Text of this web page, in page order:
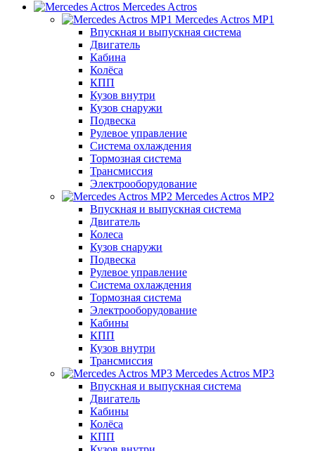
Mercedes Actros
Mercedes Actros MP1
Впускная и выпускная система
Двигатель
Кабина
Колёса
КПП
Кузов внутри
Кузов снаружи
Подвеска
Рулевое управление
Система охлаждения
Тормозная система
Трансмиссия
Электрооборудование
Mercedes Actros MP2
Впускная и выпускная система
Двигатель
Колеса
Кузов снаружи
Подвеска
Рулевое управление
Система охлаждения
Тормозная система
Электрооборудование
Кабины
КПП
Кузов внутри
Трансмиссия
Mercedes Actros MP3
Впускная и выпускная система
Двигатель
Кабины
Колёса
КПП